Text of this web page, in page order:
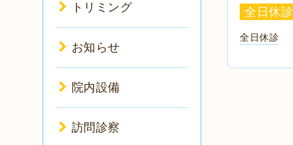
全日休診
全日休診
トリミング
お知らせ
院内設備
訪問診察